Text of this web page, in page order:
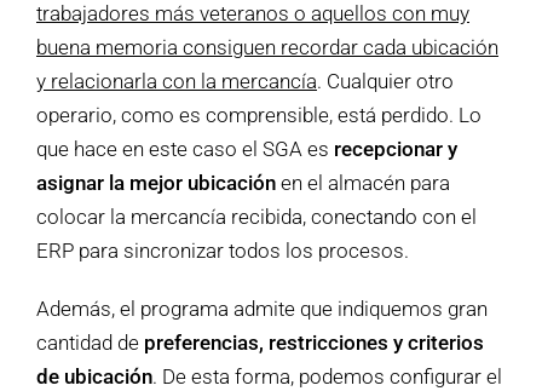
trabajadores más veteranos o aquellos con muy
buena memoria consiguen recordar cada ubicación
y relacionarla con la mercancía. Cualquier otro
operario, como es comprensible, está perdido. Lo
que hace en este caso el SGA es recepcionar y
asignar la mejor ubicación en el almacén para
colocar la mercancía recibida, conectando con el
ERP para sincronizar todos los procesos.
Además, el programa admite que indiquemos gran
cantidad de preferencias, restricciones y criterios
de ubicación. De esta forma, podemos configurar el